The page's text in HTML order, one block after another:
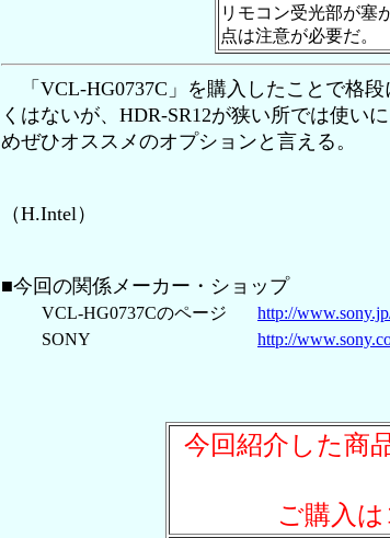
リモコン受光部が塞
点は注意が必要だ。
「VCL-HG0737C」を購入したことで格
くはないが、HDR-SR12が狭い所では使い
めぜひオススメのオプションと言える。
（H.Intel）
■今回の関係メーカー・ショップ
VCL-HG0737Cのページ
http://
SONY
http://
今回紹介した商
ご購入